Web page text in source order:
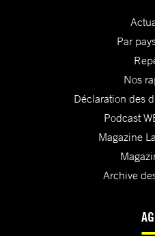
Par
Nos
Déclaration des
Podcast
Magazine
Archive